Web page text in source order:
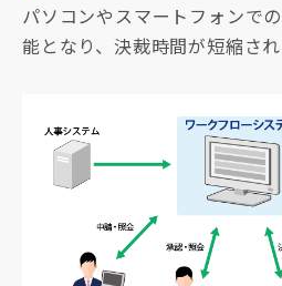
パソコンやスマートフォンで
能となり、決裁時間が短縮さ